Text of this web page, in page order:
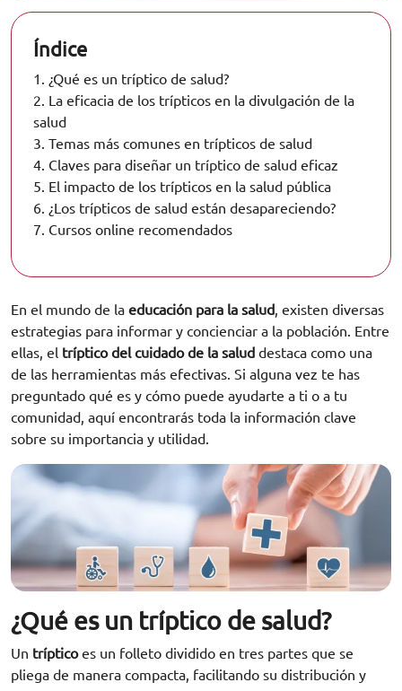
Índice
1. ¿Qué es un tríptico de salud?
2. La eficacia de los trípticos en la divulgación de la
salud
3. Temas más comunes en trípticos de salud
4. Claves para diseñar un tríptico de salud eficaz
5. El impacto de los trípticos en la salud pública
6. ¿Los trípticos de salud están desapareciendo?
7. Cursos online recomendados
En el mundo de la educación para la salud, existen diversas
estrategias para informar y concienciar a la población. Entre
ellas, el tríptico del cuidado de la salud destaca como una
de las herramientas más efectivas. Si alguna vez te has
preguntado qué es y cómo puede ayudarte a ti o a tu
comunidad, aquí encontrarás toda la información clave
sobre su importancia y utilidad.
¿Qué es un tríptico de salud?
Un trípticoes un folleto dividido en tres partes que se
pliega de manera compacta, facilitando su distribución y